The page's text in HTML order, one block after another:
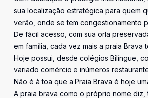
sua localização estratégica para quem
verão, onde se tem congestionamento
De fácil acesso, com sua orla
em família, cada vez mais a praia Brava
Hoje possui, desde colégios Bilíngue,
variado comércio e inúmeros
Não é à toa que a Praia Brava é hoje
A praia brava como o próprio nome diz,